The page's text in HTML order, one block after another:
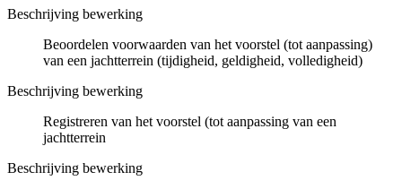
Beschrijving bewerking
Beoordelen voorwaarden van het voorstel (tot aanpassing)
van een jachtterrein (tijdigheid, geldigheid, volledigheid)
Beschrijving bewerking
Registreren van het voorstel (tot aanpassing van een
jachtterrein
Beschrijving bewerking